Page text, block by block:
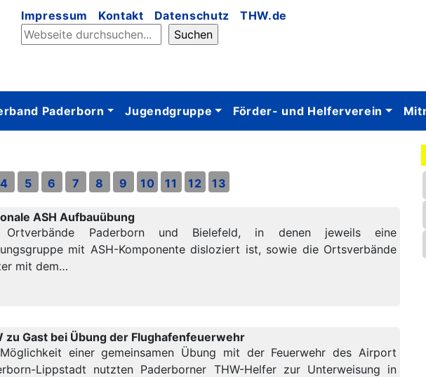
Impressum Kontakt Datenschutz THW.de
Paderborn Jugendgruppe Förder- und Helferverein
4 5 6 7 8 9 10 11 12 13
ASH Aufbauübung
Paderborn und Bielefeld, in denen jeweils eine
mit ASH-Komponente disloziert ist, sowie die Ortsverbände
mit dem…
zu Gast bei Übung der Flughafenfeuerwehr
einer gemeinsamen Übung mit der Feuerwehr des Airport
Lippstadt nutzten Paderborner THW-Helfer zur Unterweisung in